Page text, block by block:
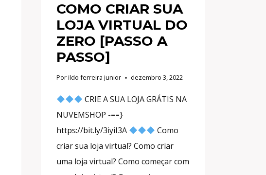
COMO CRIAR SUA
LOJA VIRTUAL DO
ZERO [PASSO A
PASSO]
Porildo ferreira junior dezembro 3, 2022
CRIE A SUA LOJA GRÁTIS NA
NUVEMSHOP -==}
https://bit.ly/3iyiI3A
Como
criar sua loja virtual? Como criar
uma loja virtual? Como começar com